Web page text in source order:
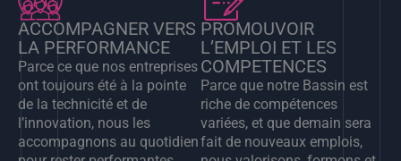
ACCOMPAGNER VERS
LA PERFORMANCE
Parce ce que nos entreprises
ont toujours été à la pointe
de la technicité et de
l’innovation, nous les
accompagnons au quotidien
PROMOUVOIR
L’EMPLOI ET LES
COMPETENCES
Parce que notre Bassin est
riche de compétences
variées, et que demain sera
fait de nouveaux emplois,